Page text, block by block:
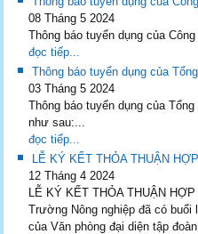
08 Tháng 5 2024
Thông báo tuyển dụng của
đọc tiếp...
Thông báo tuyển dụng của
03 Tháng 5 2024
Thông báo tuyển dụng của
như sau:...
đọc tiếp...
LỄ KÝ KẾT THỎA THUẬN
12 Tháng 4 2024
LỄ KÝ KẾT THỎA THUẬN
Trường Nông nghiệp đã có
của Văn phòng đại diện tập